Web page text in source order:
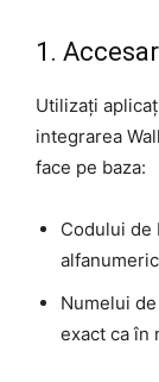
1.
Utilizați
integrarea
face pe baza:
Codului de
Numelui
exact ca în